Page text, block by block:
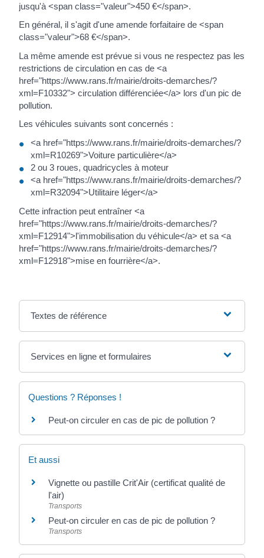
jusqu'à <span class="valeur">450 €</span>.
En général, il s'agit d'une amende forfaitaire de <span
class="valeur">68 €</span>.
La même amende est prévue si vous ne respectez pas les
restrictions de circulation en cas de <a
href="https://www.rans.fr/mairie/droits-demarches/?
xml=F10332"> circulation différenciée</a> lors d'un pic de
pollution.
Les véhicules suivants sont concernés :
<a href="https://www.rans.fr/mairie/droits-demarches/?
xml=R10269">Voiture particulière</a>
2 ou 3 roues, quadricycles à moteur
<a href="https://www.rans.fr/mairie/droits-demarches/?
xml=R32094">Utilitaire léger</a>
Cette infraction peut entraîner <a
href="https://www.rans.fr/mairie/droits-demarches/?
xml=F12914">l'immobilisation du véhicule</a> et sa <a
href="https://www.rans.fr/mairie/droits-demarches/?
xml=F12918">mise en fourrière</a>.
Textes de référence
Services en ligne et formulaires
Questions ? Réponses !
Peut-on circuler en cas de pic de pollution ?
Et aussi
Vignette ou pastille Crit'Air (certificat qualité de
l'air)
Transports
Peut-on circuler en cas de pic de pollution ?
Transports